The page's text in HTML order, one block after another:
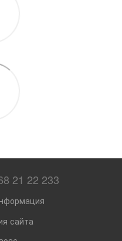
21 22 233
сайта